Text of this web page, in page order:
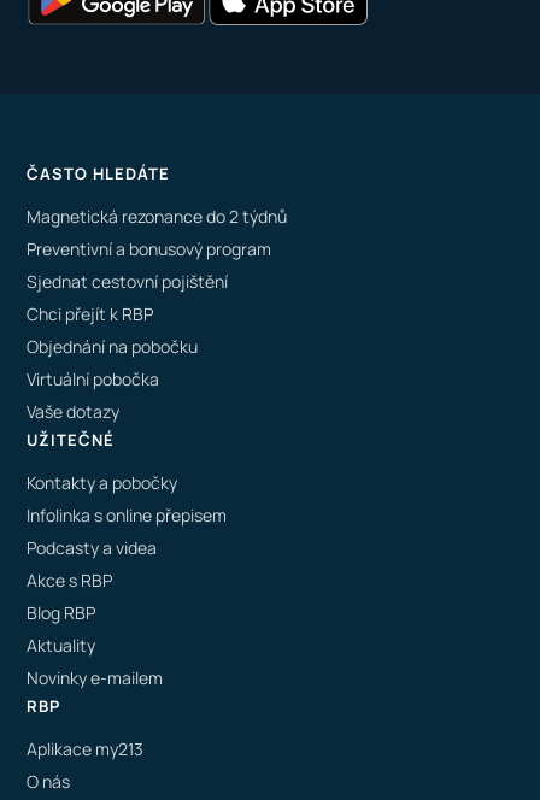
ČASTO HLEDÁTE
Magnetická rezonance do 2 týdnů
Preventivní a bonusový program
Sjednat cestovní pojištění
Chci přejít k RBP
Objednání na pobočku
Virtuální pobočka
Vaše dotazy
UŽITEČNÉ
Kontakty a pobočky
Infolinka s online přepisem
Podcasty a videa
Akce s RBP
Blog RBP
Aktuality
Novinky e-mailem
RBP
Aplikace my213
O nás